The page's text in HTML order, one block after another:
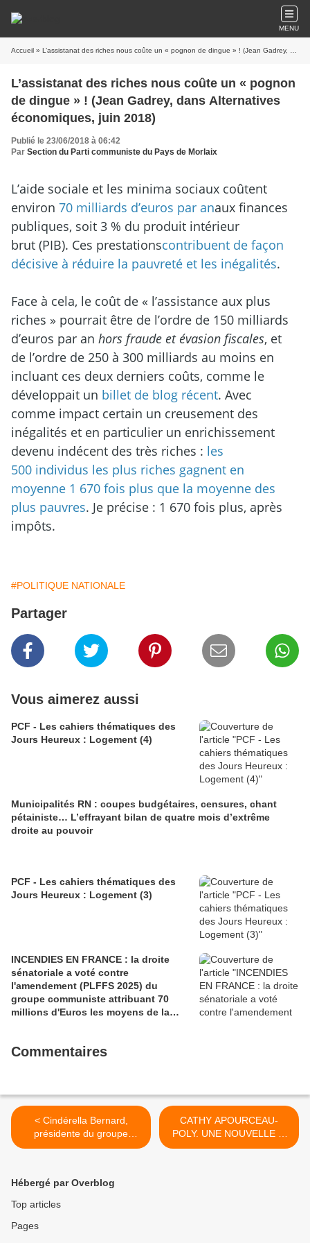
MENU
Accueil » L’assistanat des riches nous coûte un « pognon de dingue » ! (Jean Gadrey, dans Alternatives économiques, juin 2018)
L’assistanat des riches nous coûte un « pognon
de dingue » ! (Jean Gadrey, dans Alternatives
économiques, juin 2018)
Publié le 23/06/2018 à 06:42
Par Section du Parti communiste du Pays de Morlaix
L’aide sociale et les minima sociaux coûtent
environ 70 milliards d’euros par anaux finances
publiques, soit 3 % du produit intérieur
brut (PIB). Ces prestationscontribuent de façon
décisive à réduire la pauvreté et les inégalités.
Face à cela, le coût de « l’assistance aux plus
riches » pourrait être de l’ordre de 150 milliards
d’euros par an hors fraude et évasion fiscales, et
de l’ordre de 250 à 300 milliards au moins en
incluant ces deux derniers coûts, comme le
développait un billet de blog récent. Avec
comme impact certain un creusement des
inégalités et en particulier un enrichissement
devenu indécent des très riches : les
500 individus les plus riches gagnent en
moyenne 1 670 fois plus que la moyenne des
plus pauvres. Je précise : 1 670 fois plus, après
impôts.
#POLITIQUE NATIONALE
Partager
Vous aimerez aussi
PCF - Les cahiers thématiques des
Jours Heureux : Logement (4)
Municipalités RN : coupes budgétaires, censures, chant
pétainiste… L’effrayant bilan de quatre mois d’extrême
droite au pouvoir
PCF - Les cahiers thématiques des
Jours Heureux : Logement (3)
INCENDIES EN FRANCE : la droite
sénatoriale a voté contre
l'amendement (PLFFS 2025) du
groupe communiste attribuant 70
millions d'Euros les moyens de la
Commentaires
< Cindérella Bernard,
présidente du groupe
communiste au Conseil
plan régional de santé (Le
Télégramme, 20 juin 2018)
CATHY APOURCEAU-
POLY. UNE NOUVELLE «
SÉNATRICE MILITANTE »
Hébergé par Overblog
Top articles
Pages